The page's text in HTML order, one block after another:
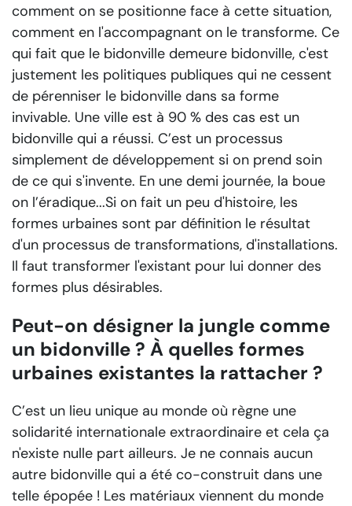
comment on se positionne face à cette situation,
comment en l'accompagnant on le transforme. Ce
qui fait que le bidonville demeure bidonville, c'est
justement les politiques publiques qui ne cessent
de pérenniser le bidonville dans sa forme
invivable. Une ville est à 90 % des cas est un
bidonville qui a réussi. C’est un processus
simplement de développement si on prend soin
de ce qui s'invente. En une demi journée, la boue
on l’éradique...Si on fait un peu d'histoire, les
formes urbaines sont par définition le résultat
d'un processus de transformations, d'installations.
Il faut transformer l'existant pour lui donner des
formes plus désirables.
Peut-on désigner la jungle comme
un bidonville ? À quelles formes
urbaines existantes la rattacher ?
C’est un lieu unique au monde où règne une
solidarité internationale extraordinaire et cela ça
n'existe nulle part ailleurs. Je ne connais aucun
autre bidonville qui a été co-construit dans une
telle épopée ! Les matériaux viennent du monde